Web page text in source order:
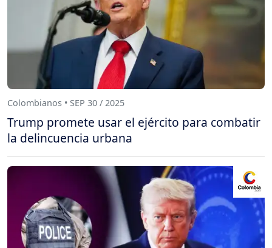
Colombianos • SEP 30 / 2025
Trump promete usar el ejército para combatir
la delincuencia urbana